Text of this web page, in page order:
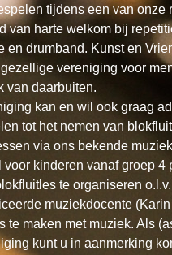
tijdens een van onze
van harte welkom bij
en drumband. Kunst en
vereniging voor
van daarbuiten.
kan en wil ook graag
tot het nemen van
via ons bekende
voor kinderen vanaf groep 4
te organiseren
muziekdocente
te maken met muziek. Als
kunt u in aanmerking